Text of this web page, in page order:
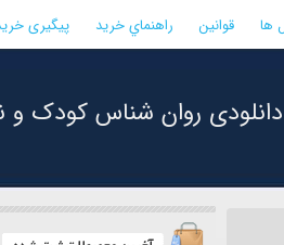
ها قوانین راهنماي خريد پیگیری
روان شناس کودک و